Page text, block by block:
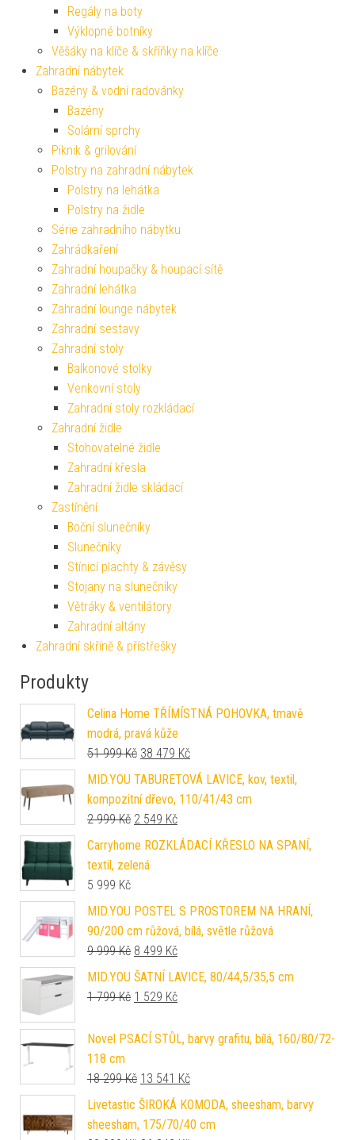
Regály na boty
Výklopné botníky
Věšáky na klíče & skříňky na klíče
Zahradní nábytek
Bazény & vodní radovánky
Bazény
Solární sprchy
Piknik & grilování
Polstry na zahradní nábytek
Polstry na lehátka
Polstry na židle
Série zahradního nábytku
Zahrádkaření
Zahradní houpačky & houpací sítě
Zahradní lehátka
Zahradní lounge nábytek
Zahradní sestavy
Zahradní stoly
Balkonové stolky
Venkovní stoly
Zahradní stoly rozkládací
Zahradní židle
Stohovatelné židle
Zahradní křesla
Zahradní židle skládací
Zastínění
Boční slunečníky
Slunečníky
Stínicí plachty & závěsy
Stojany na slunečníky
Větráky & ventilátory
Zahradní altány
Zahradní skříně & přístřešky
Produkty
Celina Home TŘÍMÍSTNÁ POHOVKA, tmavě
modrá, pravá kůže
51 999Kč Původní cena byla: 51 999 Kč.
38 479 KčAktuální cena je: 38 479 Kč.
MID.YOU TABURETOVÁ LAVICE, kov, textil,
kompozitní dřevo, 110/41/43 cm
2 999Kč Původní cena byla: 2 999 Kč.
2 549 KčAktuální cena je: 2 549 Kč.
Carryhome ROZKLÁDACÍ KŘESLO NA SPANÍ,
textil, zelená
5 999 Kč
MID.YOU POSTEL S PROSTOREM NA HRANÍ,
90/200 cm růžová, bílá, světle růžová
9 999Kč Původní cena byla: 9 999 Kč.
8 499 KčAktuální cena je: 8 499 Kč.
MID.YOU ŠATNÍ LAVICE, 80/44,5/35,5 cm
1 799Kč Původní cena byla: 1 799 Kč.
1 529 KčAktuální cena je: 1 529 Kč.
Novel PSACÍ STŮL, barvy grafitu, bílá, 160/80/72-
118 cm
18 299Kč Původní cena byla: 18 299 Kč.
13 541 KčAktuální cena je: 13 541 Kč.
Livetastic ŠIROKÁ KOMODA, sheesham, barvy
sheesham, 175/70/40 cm